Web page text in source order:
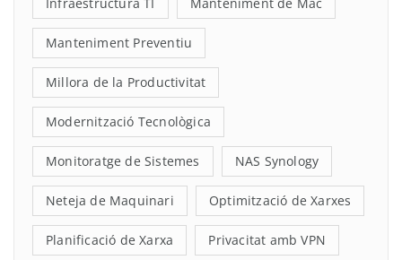
Manteniment Preventiu
Millora de la Productivitat
Modernització Tecnològica
Monitoratge de Sistemes NAS Synology
Neteja de Maquinari Optimització de Xarxes
Planificació de Xarxa Privacitat amb VPN